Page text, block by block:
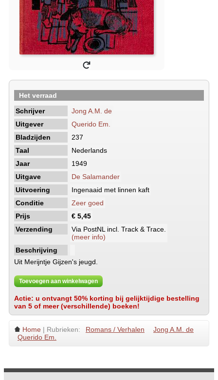
Het verraad
Schrijver
Jong A.M. de
Uitgever
Querido Em.
Bladzijden
237
Taal
Nederlands
Jaar
1949
Uitgave
De Salamander
Uitvoering
Ingenaaid met linnen kaft
Conditie
Zeer goed
Prijs
€ 5,45
Verzending
Via PostNL incl. Track & Trace.
(meer info)
Beschrijving
Uit Merijntje Gijzen's jeugd.
Toevoegen aan winkelwagen
Actie: u ontvangt 50% korting bij gelijktijdige bestelling
van 5 of meer (verschillende) boeken!
Home | Rubrieken: Romans / Verhalen
Jong A.M. de
Querido Em.